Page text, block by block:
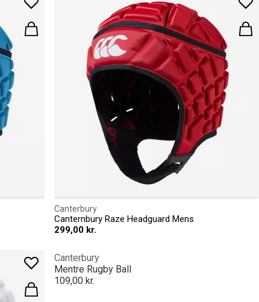
Canterbury
Canternbury Raze Headguard Mens
299,00 kr.
Canterbury
Mentre Rugby Ball
109,00 kr.